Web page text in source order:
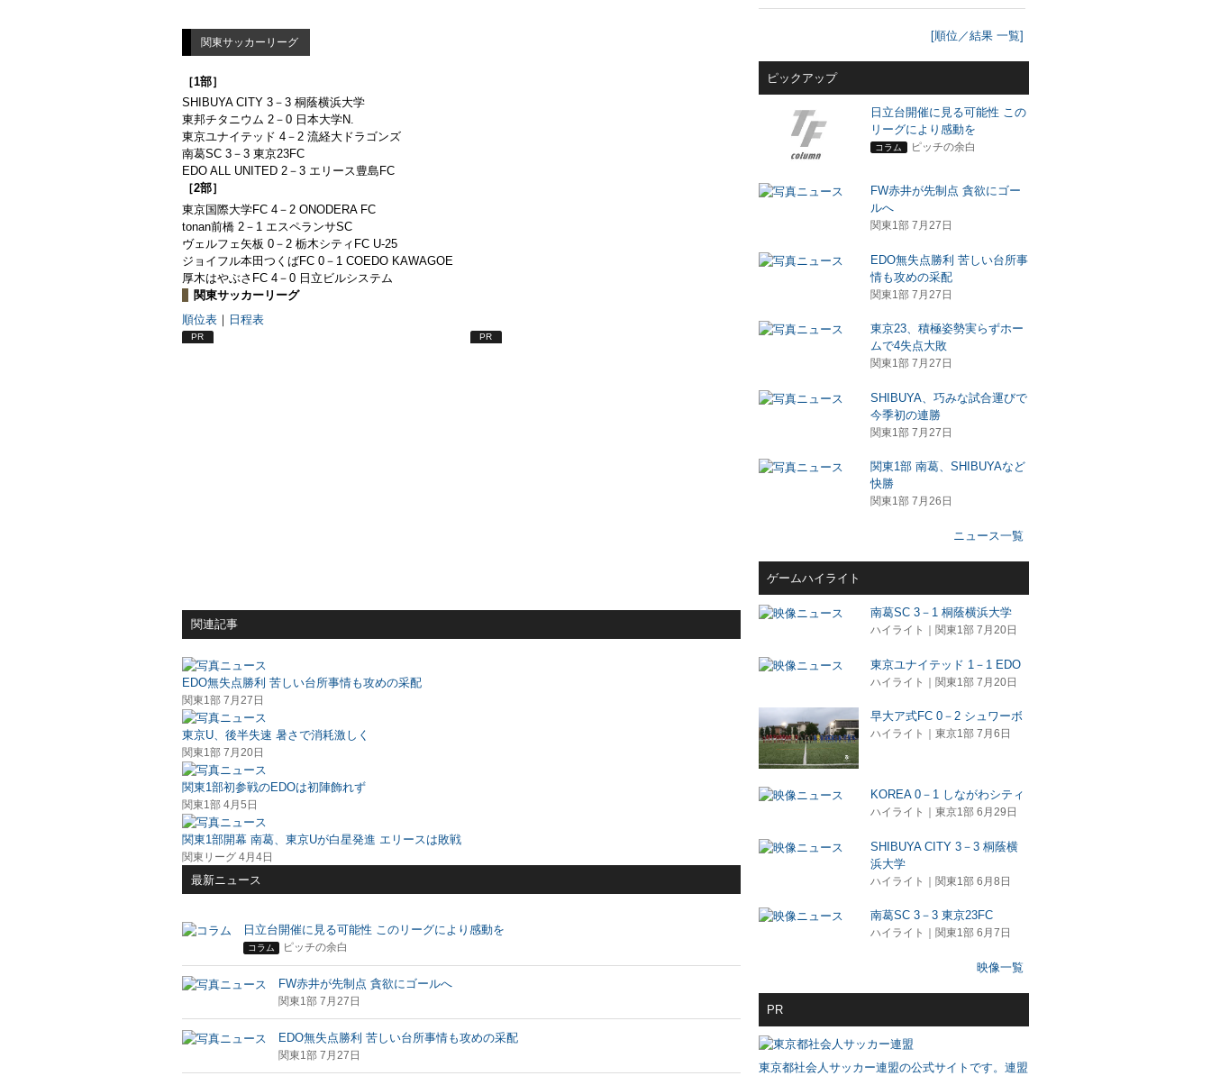
関東サッカーリーグ
［1部］
SHIBUYA CITY 3－3 桐蔭横浜大学
東邦チタニウム 2－0 日本大学N.
東京ユナイテッド 4－2 流経大ドラゴンズ
南葛SC 3－3 東京23FC
EDO ALL UNITED 2－3 エリース豊島FC
［2部］
東京国際大学FC 4－2 ONODERA FC
tonan前橋 2－1 エスペランサSC
ヴェルフェ矢板 0－2 栃木シティFC U-25
ジョイフル本田つくばFC 0－1 COEDO KAWAGOE
厚木はやぶさFC 4－0 日立ビルシステム
関東サッカーリーグ
順位表 ｜ 日程表
PR PR
関連記事
EDO無失点勝利 苦しい台所事情も攻めの采配
関東1部 7月27日
東京U、後半失速 暑さで消耗激しく
関東1部 7月20日
関東1部初参戦のEDOは初陣飾れず
関東1部 4月5日
関東1部開幕 南葛、東京Uが白星発進 エリースは敗戦
関東リーグ 4月4日
最新ニュース
日立台開催に見る可能性 このリーグにより感動を
コラム ピッチの余白
FW赤井が先制点 貪欲にゴールへ
関東1部 7月27日
EDO無失点勝利 苦しい台所事情も攻めの采配
関東1部 7月27日
[順位／結果 一覧]
ピックアップ
日立台開催に見る可能性 この
リーグにより感動を
コラム ピッチの余白
FW赤井が先制点 貪欲にゴー
ルへ
関東1部 7月27日
EDO無失点勝利 苦しい台所事
情も攻めの采配
関東1部 7月27日
東京23、積極姿勢実らずホー
ムで4失点大敗
関東1部 7月27日
SHIBUYA、巧みな試合運びで
今季初の連勝
関東1部 7月27日
関東1部 南葛、SHIBUYAなど
快勝
関東1部 7月26日
ニュース一覧
ゲームハイライト
南葛SC 3－1 桐蔭横浜大学
ハイライト｜関東1部 7月20日
東京ユナイテッド 1－1 EDO
ハイライト｜関東1部 7月20日
早大ア式FC 0－2 シュワーボ
ハイライト｜東京1部 7月6日
KOREA 0－1 しながわシティ
ハイライト｜東京1部 6月29日
SHIBUYA CITY 3－3 桐蔭横
浜大学
ハイライト｜関東1部 6月8日
南葛SC 3－3 東京23FC
ハイライト｜関東1部 6月7日
映像一覧
PR
東京都社会人サッカー連盟の公式サイトです。連盟